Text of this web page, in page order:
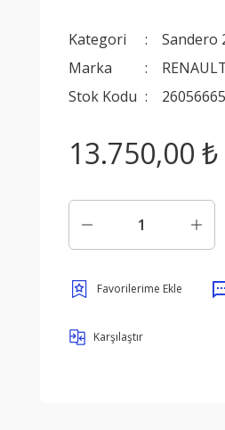
Kategori
Sandero
Marka
Stok Kodu
13.750,00 ₺
Karşılaştır